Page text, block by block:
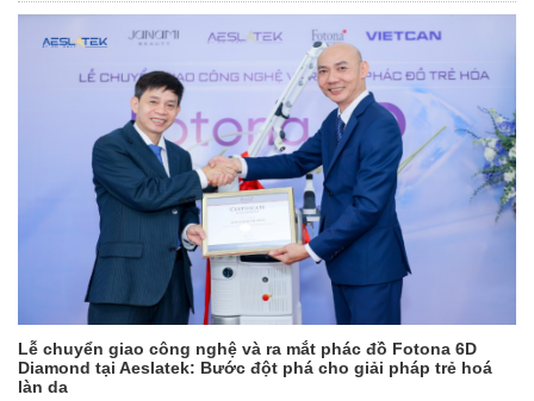
Lễ chuyển giao công nghệ và ra mắt phác đồ Fotona 6D
Diamond tại Aeslatek: Bước đột phá cho giải pháp trẻ hoá
làn da